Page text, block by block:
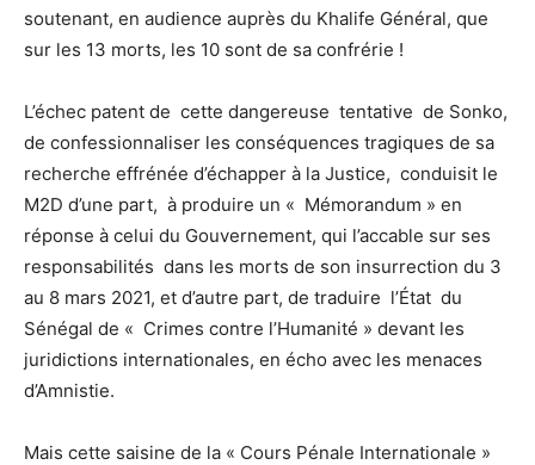
soutenant, en audience auprès du Khalife Général, que
sur les 13 morts, les 10 sont de sa confrérie !
L’échec patent de cette dangereuse tentative de Sonko,
de confessionnaliser les conséquences tragiques de sa
recherche effrénée d’échapper à la Justice, conduisit le
M2D d’une part, à produire un « Mémorandum » en
réponse à celui du Gouvernement, qui l’accable sur ses
responsabilités dans les morts de son insurrection du 3
au 8 mars 2021, et d’autre part, de traduire l’État du
Sénégal de « Crimes contre l’Humanité » devant les
juridictions internationales, en écho avec les menaces
d’Amnistie.
Mais cette saisine de la « Cours Pénale Internationale »